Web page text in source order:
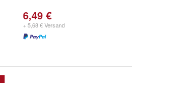
6,49 €
+ 5,68 € Versand